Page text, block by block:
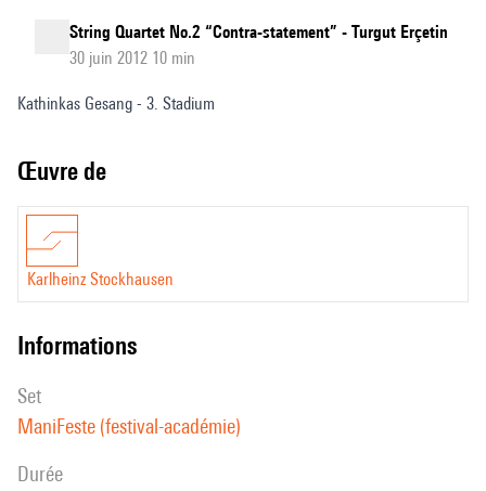
String Quartet No.2 “Contra-statement” - Turgut Erçetin
30 juin 2012 10 min
Kathinkas Gesang - 3. Stadium
Œuvre de
Karlheinz Stockhausen
informations
set
ManiFeste (festival-académie)
durée